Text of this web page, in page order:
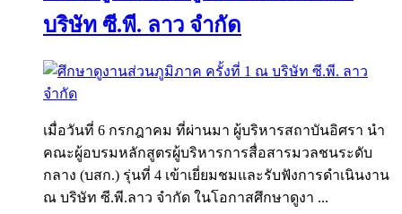
บริษัท ซี.พี. ลาว จำกัด
เมื่อวันที่ 6 กรกฎาคม ที่ผ่านมา ผู้บริหารสถาบันอิศรา นำ
คณะผู้อบรมหลักสูตรผู้บริหารการสื่อสารมวลชนระดับ
กลาง (บสก.) รุ่นที่ 4 เข้าเยี่ยมชมและรับฟังการดำเนินงาน
ณ บริษัท ซี.พี.ลาว จำกัด ในโอกาสศึกษาดูงา ...